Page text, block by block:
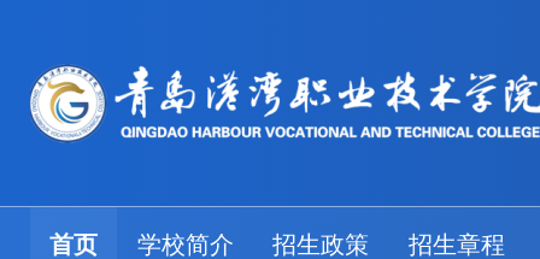
首页 学校简介 招生政策 招生章程